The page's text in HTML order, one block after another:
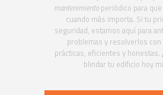
mantenimientoperiódico para
cuando más importa. Si tu
seguridad, estamos aquí para
problemas y resolverlos
prácticas, eficientes y honestas.
blindar tu edificio hoy